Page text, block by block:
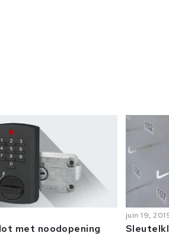
met noodopening
juin 19,